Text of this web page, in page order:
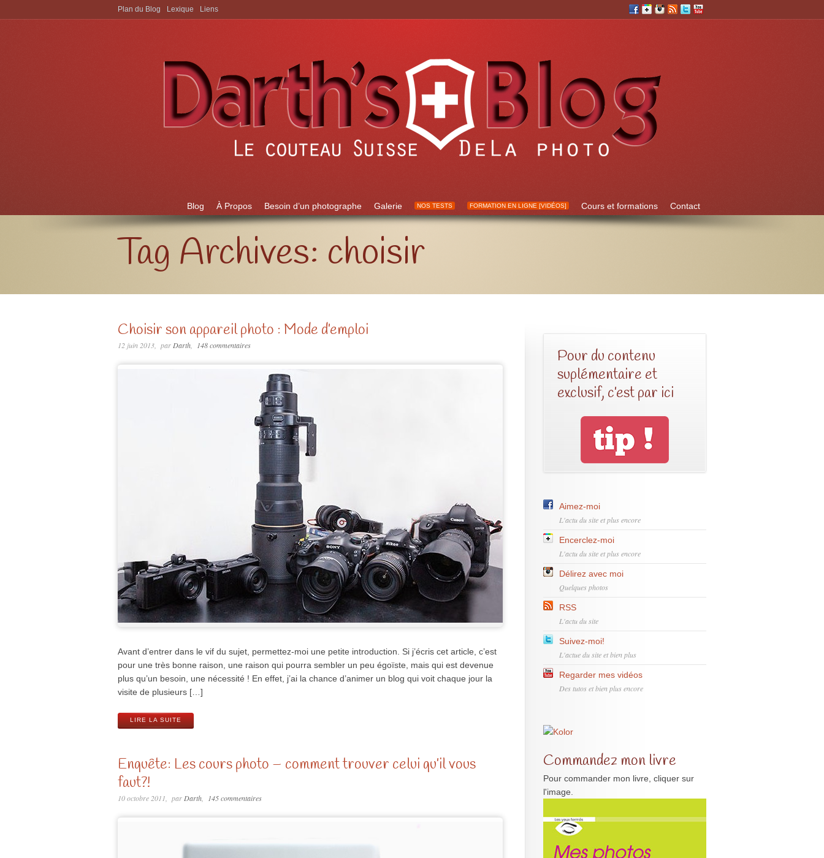
Aller à:
Blog À Propos Besoin d’un photographe Galerie NOS TESTS FORMATION EN LIGNE [VIDÉOS] Cours et formations Contact
Plan du Blog Lexique Liens
Tag Archives: choisir
Choisir son appareil photo : Mode d’emploi
12 juin 2013 par Darth 148 commentaires
Avant d’entrer dans le vif du sujet, permettez-moi une petite introduction. Si j’écris cet article, c’est
pour une très bonne raison, une raison qui pourra sembler un peu égoïste, mais qui est devenue
plus qu’un besoin, une nécessité ! En effet, j’ai la chance d’animer un blog qui voit chaque jour la
visite de plusieurs […]
LIRE LA SUITE
Enquête: Les cours photo – comment trouver celui qu’il vous
faut?!
10 octobre 2011 parDarth 145 commentaires
Pour du contenu
suplémentaire et
exclusif, c’est par ici
Aimez-moi
L'actu du site et plus encore
Encerclez-moi
L'actu du site et plus encore
Délirez avec moi
Quelques photos
RSS
L'actu du site
Suivez-moi!
L'actue du site et bien plus
Regarder mes vidéos
Des tutos et bien plus encore
Commandez mon livre
Pour commander mon livre, cliquer sur
l'image.